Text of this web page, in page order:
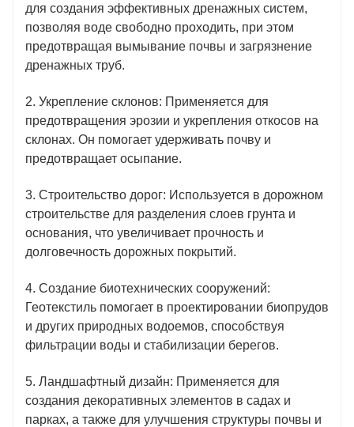
для создания эффективных дренажных систем,
позволяя воде свободно проходить, при этом
предотвращая вымывание почвы и загрязнение
дренажных труб.
2. Укрепление склонов: Применяется для
предотвращения эрозии и укрепления откосов на
склонах. Он помогает удерживать почву и
предотвращает осыпание.
3. Строительство дорог: Используется в дорожном
строительстве для разделения слоев грунта и
основания, что увеличивает прочность и
долговечность дорожных покрытий.
4. Создание биотехнических сооружений:
Геотекстиль помогает в проектировании биопрудов
и других природных водоемов, способствуя
фильтрации воды и стабилизации берегов.
5. Ландшафтный дизайн: Применяется для
создания декоративных элементов в садах и
парках, а также для улучшения структуры почвы и